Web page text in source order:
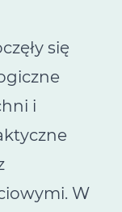
się
i
W